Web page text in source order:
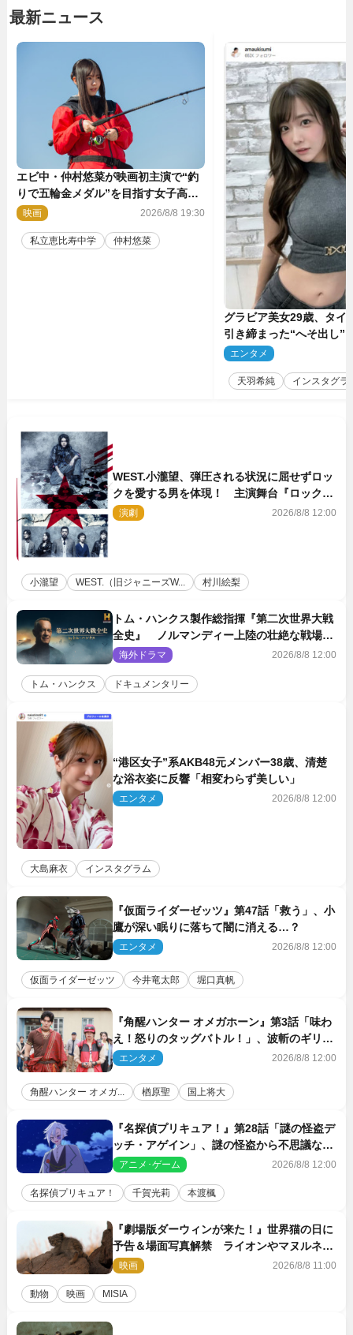
最新ニュース
エビ中・仲村悠菜が映画初主演で“釣
りで五輪金メダル”を目指す女子高生
に！ 映画『つりこまち』今秋公開
映画 2026/8/8 19:30
私立恵比寿中学 仲村悠菜
グラビア美女29歳、タイ
引き締まった“へそ出し”
「可愛い過ぎる」
エンタメ
天羽希純 インスタグラ
WEST.小瀧望、弾圧される状況に屈せずロッ
クを愛する男を体現！ 主演舞台『ロックン
ロール』ビジュアル解禁
演劇 2026/8/8 12:00
小瀧望 WEST.（旧ジャニーズW... 村川絵梨
トム・ハンクス製作総指揮『第二次世界大戦
全史』 ノルマンディー上陸の壮絶な戦場を
収めた特別映像解禁
海外ドラマ 2026/8/8 12:00
トム・ハンクス ドキュメンタリー
“港区女子”系AKB48元メンバー38歳、清楚
な浴衣姿に反響「相変わらず美しい」
エンタメ 2026/8/8 12:00
大島麻衣 インスタグラム
『仮面ライダーゼッツ』第47話「救う」、小
鷹が深い眠りに落ちて闇に消える…？
エンタメ 2026/8/8 12:00
仮面ライダーゼッツ 今井竜太郎 堀口真帆
『角醒ハンター オメガホーン』第3話「味わ
え！怒りのタッグバトル！」、波斬のギリコ
がハンターバトルを挑んできた！
エンタメ 2026/8/8 12:00
角醒ハンター オメガ... 楢原聖 国上将大
『名探偵プリキュア！』第28話「謎の怪盗デ
ッチ・アゲイン」、謎の怪盗から不思議な予
告状が届く
アニメ･ゲーム 2026/8/8 12:00
名探偵プリキュア！ 千賀光莉 本渡楓
『劇場版ダーウィンが来た！』世界猫の日に
予告＆場面写真解禁 ライオンやマヌルネコ
の赤ちゃんが大集合
映画 2026/8/8 11:00
動物 映画 MISIA